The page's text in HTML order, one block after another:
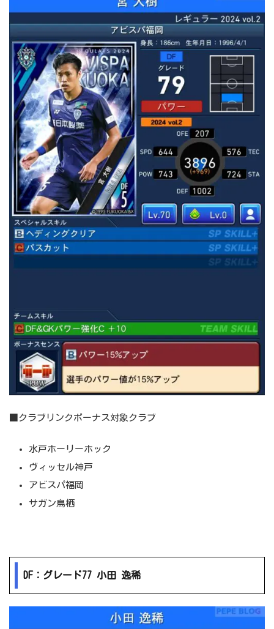
■クラブリンクボーナス対象クラブ
水戸ホーリーホック
ヴィッセル神戸
アビスパ福岡
サガン鳥栖
DF：グレード77 小田 逸稀